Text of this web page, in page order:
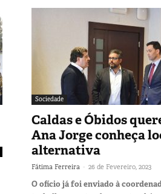
Sociedade
Caldas e Óbidos
Ana Jorge conheça
alternativa
Fátima Ferreira - 26 de Fevereiro, 2023
O ofício já foi enviado à